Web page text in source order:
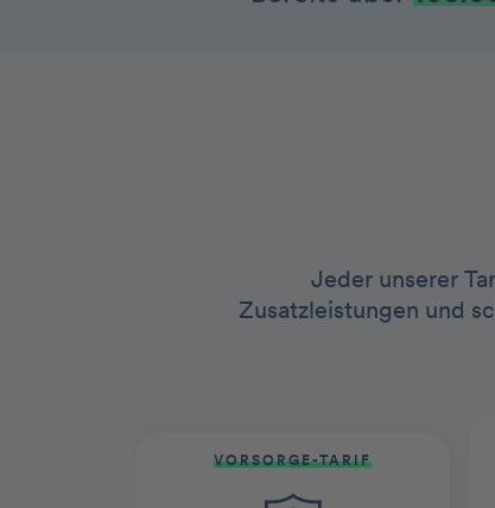
Jeder unserer
Zusatzleistungen und
VORSORGE-TARIF